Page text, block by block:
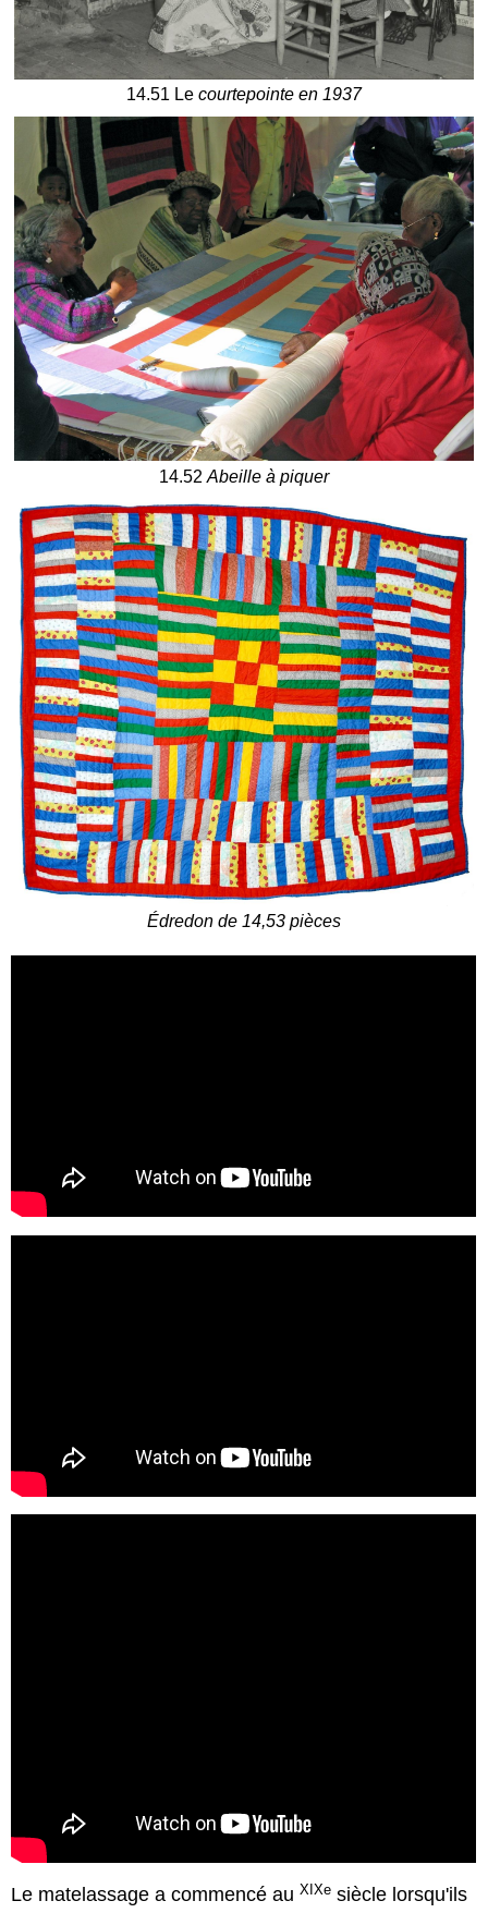
14.51 Le courtepointe en 1937
14.52 Abeille à piquer
Édredon de 14,53 pièces
Le matelassage a commencé auXIXe siècle lorsqu'ils